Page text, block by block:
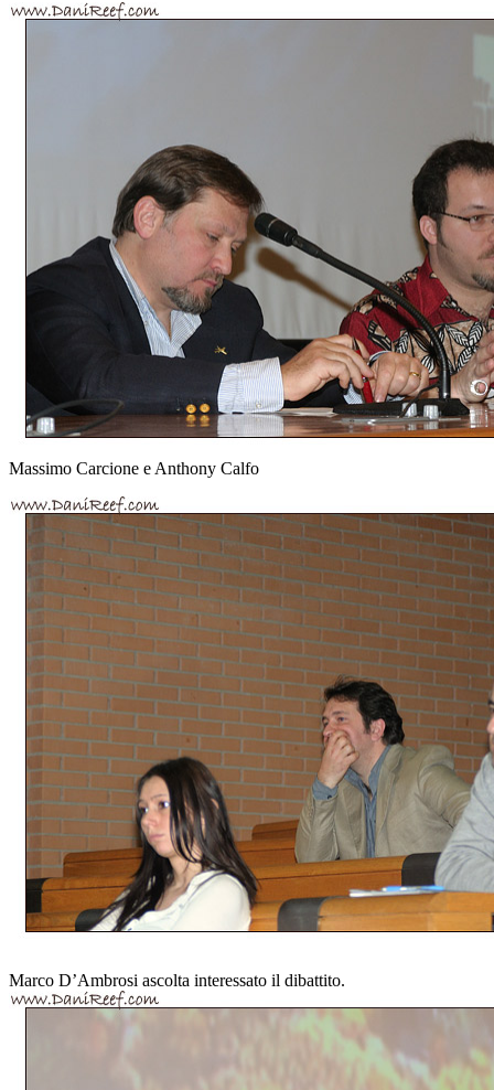
Massimo Carcione e Anthony Calfo
Marco D’Ambrosi ascolta interessato il dibattito.